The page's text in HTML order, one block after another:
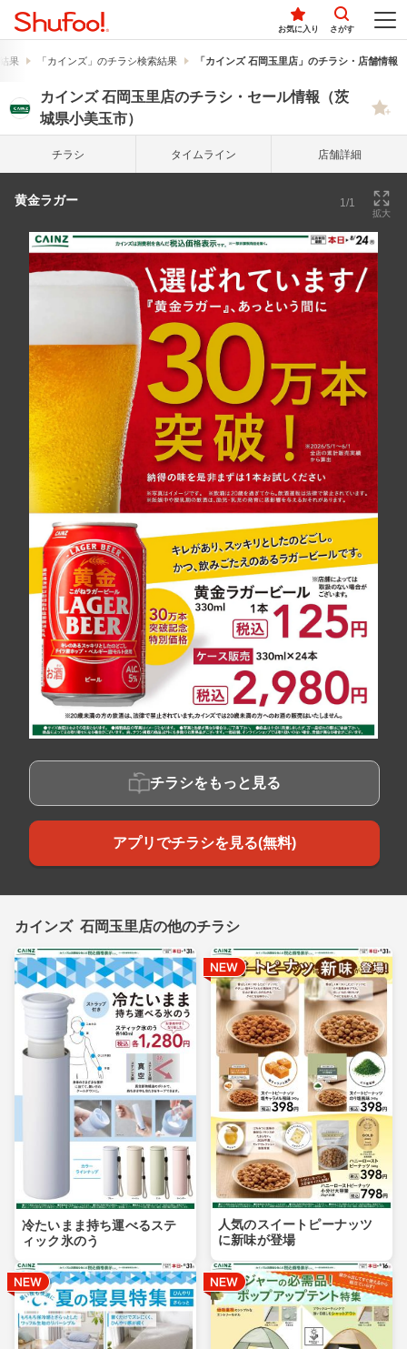
お気に入り さがす
果 「カインズ」のチラシ検索結果 「カインズ 石岡玉里店」のチラシ・店舗情報
カインズ 石岡玉里店のチラシ・セール情報（茨
城県小美玉市）
チラシ タイム ライン 店舗詳細
黄金ラガー 1/1
拡大
チラシをもっと見る
アプリでチラシを見る(無料)
カインズ 石岡玉里店の他のチラシ
冷たいまま持ち運べるステ
ィック氷のう
人気のスイートピーナッツ
に新味が登場